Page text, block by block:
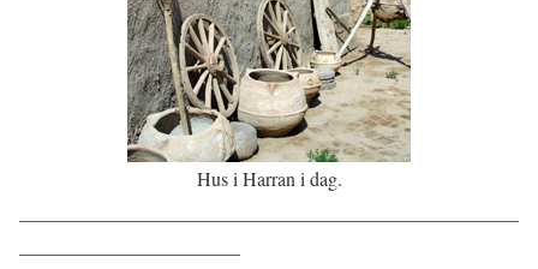
Hus i Harran i dag.